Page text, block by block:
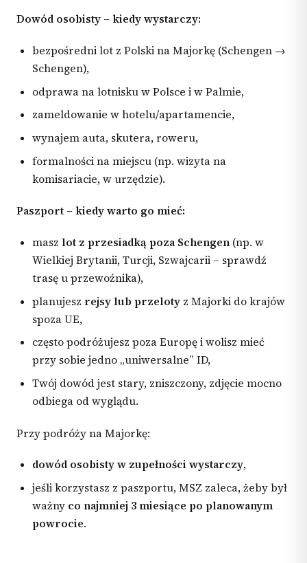
Dowód osobisty – kiedy wystarczy:
bezpośredni lot z Polski na Majorkę (Schengen →
Schengen),
odprawa na lotnisku w Polsce i w Palmie,
zameldowanie w hotelu/apartamencie,
wynajem auta, skutera, roweru,
formalności na miejscu (np. wizyta na
komisariacie, w urzędzie).
Paszport – kiedy warto go mieć:
maszlot z przesiadką poza Schengen (np. w
Wielkiej Brytanii, Turcji, Szwajcarii – sprawdź
trasę u przewoźnika),
planujesz rejsy lub przeloty z Majorki do krajów
spoza UE,
często podróżujesz poza Europę i wolisz mieć
przy sobie jedno „uniwersalne” ID,
Twój dowód jest stary, zniszczony, zdjęcie mocno
odbiega od wyglądu.
Przy podróży na Majorkę:
dowód osobisty w zupełności wystarczy,
jeśli korzystasz z paszportu, MSZ zaleca, żeby był
ważny co najmniej 3 miesiące po planowanym
powrocie.